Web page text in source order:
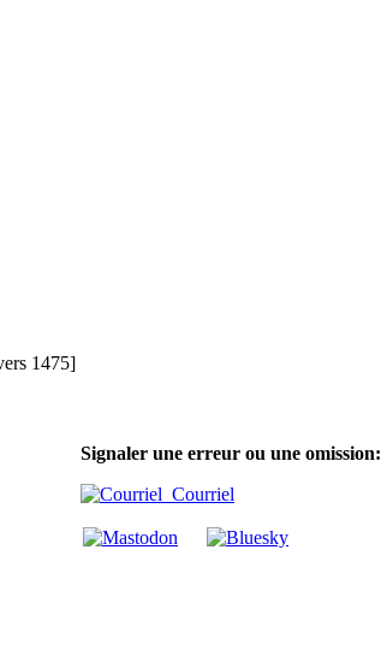
1475]
Signaler une erreur ou une omission:
Courriel